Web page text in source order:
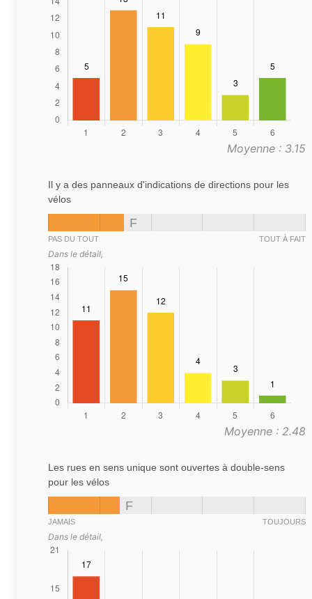
Moyenne : 3.15
Il y a des panneaux d'indications de directions pour les
vélos
F
PAS DU TOUT TOUT À FAIT
Dans le détail,
Moyenne : 2.48
Les rues en sens unique sont ouvertes à double-sens
pour les vélos
F
JAMAIS TOUJOURS
Dans le détail,